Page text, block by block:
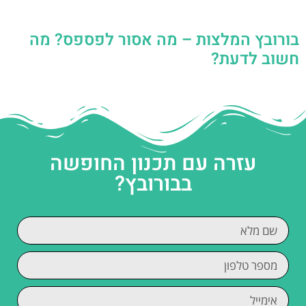
בורובץ המלצות – מה אסור לפספס? מה
חשוב לדעת?
עזרה עם תכנון החופשה
בבורובץ?